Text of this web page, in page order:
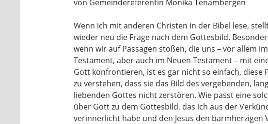
von Gemeindereferentin Monika Tenambergen
Wenn ich mit anderen Christen in der Bibel lese,
wieder neu die Frage nach dem Gottesbild.
wenn wir auf Passagen stoßen, die uns – vor allem
Testament, aber auch im Neuen Testament – mit
Gott konfrontieren, ist es gar nicht so einfach, diese
zu verstehen, dass sie das Bild des vergebenden,
liebenden Gottes nicht zerstören. Wie passt eine
über Gott zu dem Gottesbild, das ich aus der
verinnerlicht habe und den Jesus den barmherzigen